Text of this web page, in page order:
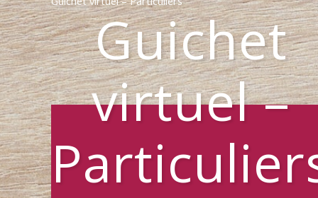
Guichet
virtuel –